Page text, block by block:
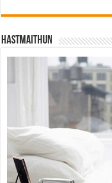
Hastmaithun